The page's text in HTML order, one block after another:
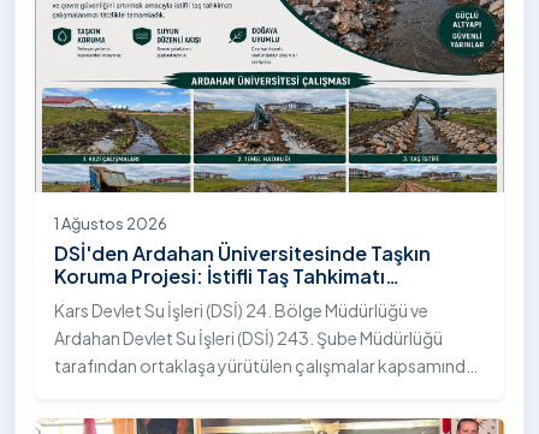
1 Ağustos 2026
DSİ'den Ardahan Üniversitesinde Taşkın
Koruma Projesi: İstifli Taş Tahkimatı
Çalışmaları Tamamlandı
Kars Devlet Su İşleri (DSİ) 24. Bölge Müdürlüğü ve
Ardahan Devlet Su İşleri (DSİ) 243. Şube Müdürlüğü
tarafından ortaklaşa yürütülen çalışmalar kapsamında,
"İstifli Taş Tahkimatı" projesi titizlikle tamamlandı.